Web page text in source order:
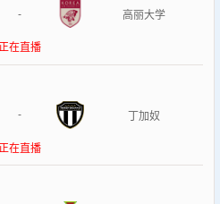
- 高丽大学
在直播
- 丁加奴
在直播